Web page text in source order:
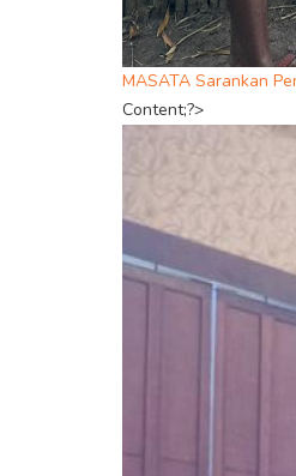
MASATA Sarankan
Content;?>